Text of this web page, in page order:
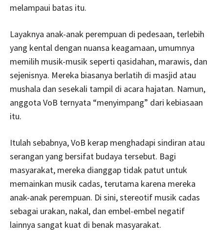
melampaui batas itu.
Layaknya anak-anak perempuan di pedesaan, terlebih
yang kental dengan nuansa keagamaan, umumnya
memilih musik-musik seperti qasidahan, marawis, dan
sejenisnya. Mereka biasanya berlatih di masjid atau
mushala dan sesekali tampil di acara hajatan. Namun,
anggota VoB ternyata “menyimpang” dari kebiasaan
itu.
Itulah sebabnya, VoB kerap menghadapi sindiran atau
serangan yang bersifat budaya tersebut. Bagi
masyarakat, mereka dianggap tidak patut untuk
memainkan musik cadas, terutama karena mereka
anak-anak perempuan. Di sini, stereotif musik cadas
sebagai urakan, nakal, dan embel-embel negatif
lainnya sangat kuat di benak masyarakat.